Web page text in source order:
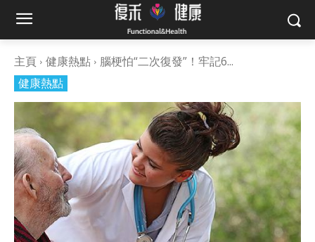
主頁 健康熱點
腦梗怕“二次復發”！牢記6...
健康熱點